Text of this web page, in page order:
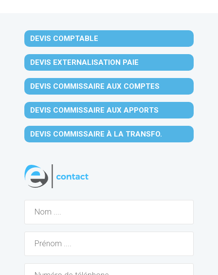
DEVIS COMPTABLE
DEVIS EXTERNALISATION PAIE
DEVIS COMMISSAIRE AUX COMPTES
DEVIS COMMISSAIRE AUX APPORTS
DEVIS COMMISSAIRE À LA TRANSFO.